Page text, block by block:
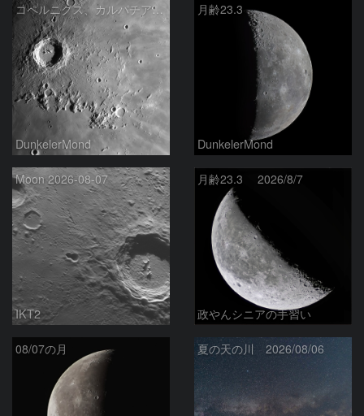
コペルニクス、カルパチア山脈付近
DunkelerMond
月齢23.3
DunkelerMond
Moon 2026-08-07
IKT2
月齢23.3 2026/8/7
政やんシニアの手習い
08/07の月 夏の天の川 2026/08/06